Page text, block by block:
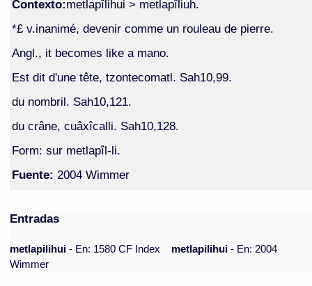
Contexto:metlapîlihui > metlapîliuh.
*£ v.inanimé, devenir comme un rouleau de pierre.
Angl., it becomes like a mano.
Est dit d'une tête, tzontecomatl. Sah10,99.
du nombril. Sah10,121.
du crâne, cuâxîcalli. Sah10,128.
Form: sur metlapîl-li.
Fuente: 2004 Wimmer
Entradas
metlapilihui- En: 1580 CF Index metlapilihui- En: 2004
Wimmer